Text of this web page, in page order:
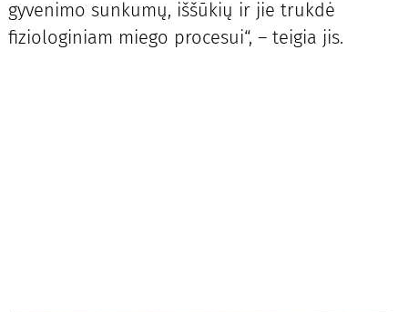
gyvenimo sunkumų, iššūkių ir jie trukdė
fiziologiniam miego procesui“, – teigia jis.